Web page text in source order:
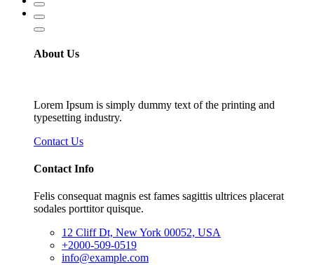
About Us
Lorem Ipsum is simply dummy text of the printing and
typesetting industry.
Contact Us
Contact Info
Felis consequat magnis est fames sagittis ultrices placerat
sodales porttitor quisque.
12 Cliff Dt, New York 00052, USA
+2000-509-0519
info@example.com